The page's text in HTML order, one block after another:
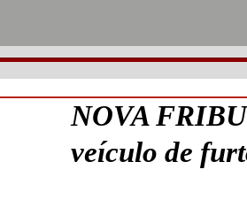
NOVA
veículo de